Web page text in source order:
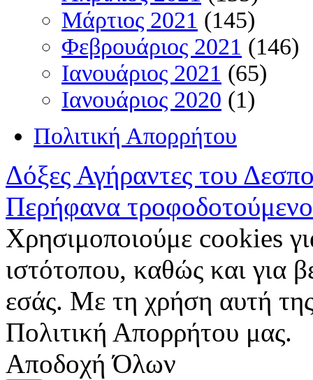
Μάρτιος 2021 (145)
Φεβρουάριος 2021 (146)
Ιανουάριος 2021 (65)
Ιανουάριος 2020 (1)
Πολιτική Απορρήτου
Δόξες Αγήραντες του
Περήφανα
Χρησιμοποιούμε cookies
ιστότοπου, καθώς και για
εσάς. Με τη χρήση αυτή
Πολιτική Απορρήτου μας.
Αποδοχή Όλων